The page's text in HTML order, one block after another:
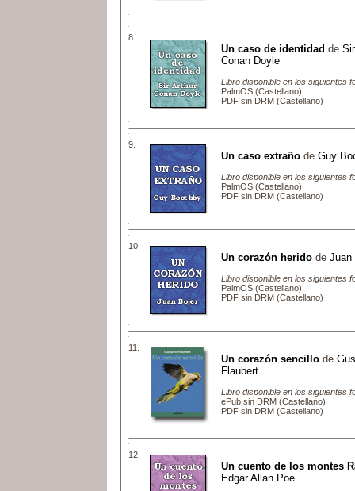
8.
Un caso de identidad de
Conan Doyle
Libro disponible en los siguientes
PalmOS (Castellano)
PDF sin DRM (Castellano)
9.
Un caso extraño de Guy
Libro disponible en los siguientes
PalmOS (Castellano)
PDF sin DRM (Castellano)
10.
Un corazón herido de Juan
Libro disponible en los siguientes
PalmOS (Castellano)
PDF sin DRM (Castellano)
11.
Un corazón sencillo de
Flaubert
Libro disponible en los siguientes
ePub sin DRM (Castellano)
PDF sin DRM (Castellano)
12.
Un cuento de los montes
Edgar Allan Poe